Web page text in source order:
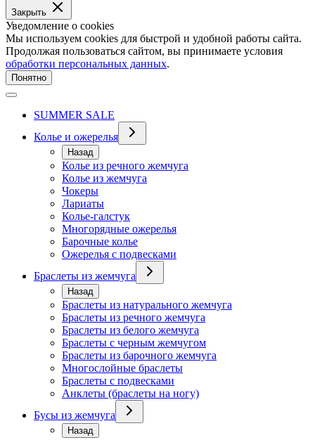
Закрыть
Уведомление о cookies
Мы используем cookies для быстрой и удобной работы сайта.
Продолжая пользоваться сайтом, вы принимаете условия
обработки персональных данных.
Понятно
SUMMER SALE
Колье и ожерелья
Назад
Колье из речного жемчуга
Колье из жемчуга
Чокеры
Лариаты
Колье-галстук
Многорядные ожерелья
Барочные колье
Ожерелья с подвесками
Браслеты из жемчуга
Назад
Браслеты из натурального жемчуга
Браслеты из речного жемчуга
Браслеты из белого жемчуга
Браслеты с черным жемчугом
Браслеты из барочного жемчуга
Многослойные браслеты
Браслеты с подвесками
Анклеты (браслеты на ногу)
Бусы из жемчуга
Назад